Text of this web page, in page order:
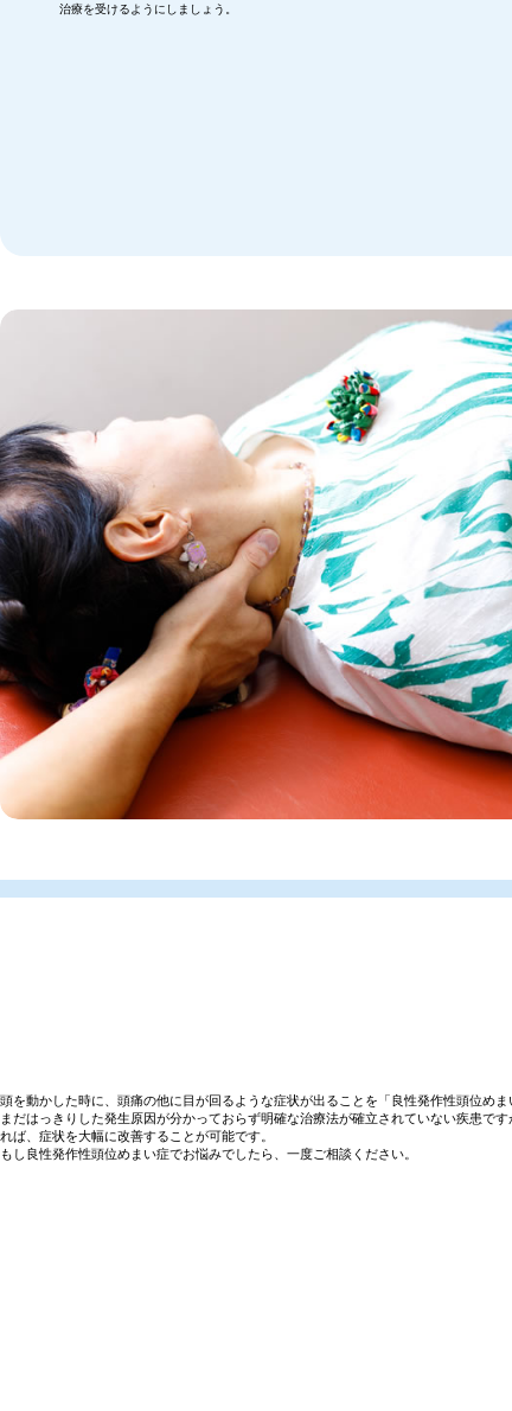
治療を受けるようにしましょう。
頭を動かした時に、頭痛の他に目が回るような症状が出ることを「良性発作性頭位めま
まだはっきりした発生原因が分かっておらず明確な治療法が確立されていない疾患で
れば、症状を大幅に改善することが可能です。
もし良性発作性頭位めまい症でお悩みでしたら、一度ご相談ください。